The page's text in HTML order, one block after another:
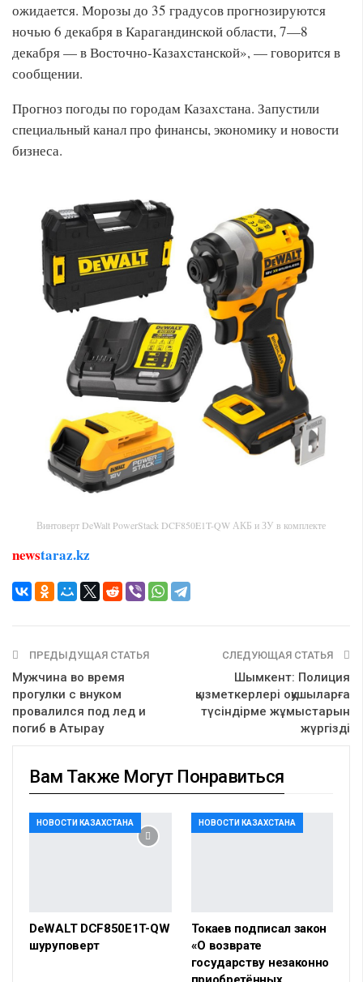
ожидается. Морозы до 35 градусов прогнозируются
ночью 6 декабря в Карагандинской области, 7—8
декабря — в Восточно-Казахстанской», — говорится в
сообщении.
Прогноз погоды по городам Казахстана. Запустили
специальный канал про финансы, экономику и новости
бизнеса.
Винтоверт DeWalt PowerStack DCF850E1T-QW АКБ и ЗУ в комплекте
newstaraz.kz
ПРЕДЫДУЩАЯ СТАТЬЯ
Мужчина во время
прогулки с внуком
провалился под лед и
погиб в Атырау
СЛЕДУЮЩАЯ СТАТЬЯ
Шымкент: Полиция
қызметкерлері оқушыларға
түсіндірме жұмыстарын
жүргізді
Вам Также Могут Понравиться
НОВОСТИ КАЗАХСТАНА
DeWALT DCF850E1T-QW
шуруповерт
НОВОСТИ КАЗАХСТАНА
Токаев подписал закон
«О возврате
государству незаконно